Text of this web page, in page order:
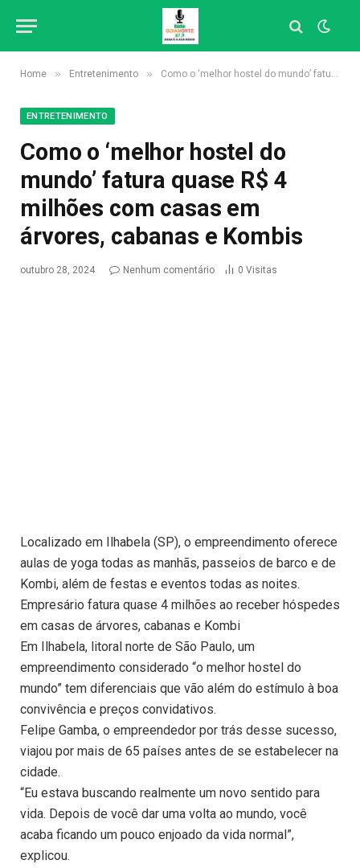
Home » Entretenimento » Como o ‘melhor hostel do mundo’ fatura quase R$ 4 milhões com casas em árvores, cabanas e Kombis
ENTRETENIMENTO
Como o ‘melhor hostel do
mundo’ fatura quase R$ 4
milhões com casas em
árvores, cabanas e Kombis
outubro 28, 2024 Nenhum comentário 0 Visitas
Localizado em Ilhabela (SP), o empreendimento oferece
aulas de yoga todas as manhãs, passeios de barco e de
Kombi, além de festas e eventos todas as noites.
Empresário fatura quase 4 milhões ao receber hóspedes
em casas de árvores, cabanas e Kombi
Em Ilhabela, litoral norte de São Paulo, um
empreendimento considerado “o melhor hostel do
mundo” tem diferenciais que vão além do estímulo à boa
convivência e preços convidativos.
Felipe Gamba, o empreendedor por trás desse sucesso,
viajou por mais de 65 países antes de se estabelecer na
cidade.
“Eu estava buscando realmente um novo sentido para
vida. Depois de você dar uma volta ao mundo, você
acaba ficando um pouco enjoado da vida normal”,
explicou.